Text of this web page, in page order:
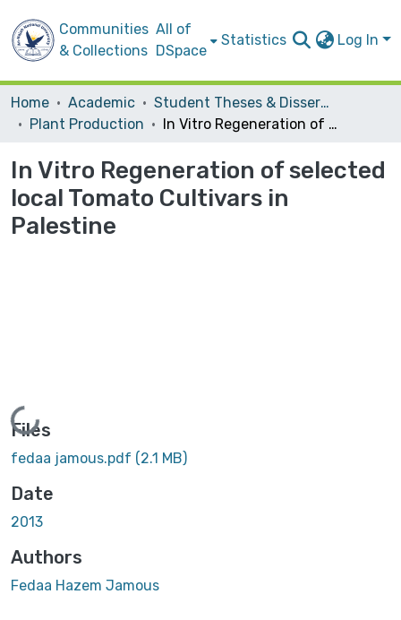
Communities
& Collections
All of
DSpace
Statistics Log In
Home Academic
Student Theses & Dissertations
Plant Production
In Vitro Regeneration of selected local Tomato Cultivars in Palestine
In Vitro Regeneration of selected
local Tomato Cultivars in
Palestine
Loading...
Files
fedaa jamous.pdf (2.1 MB)
Date
2013
Authors
Fedaa Hazem Jamous